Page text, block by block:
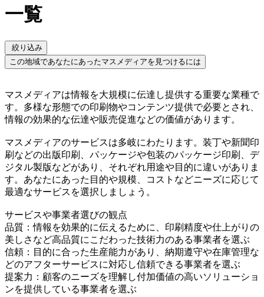
一覧
絞り込み
この地域であなたにあったマスメディアを見つけるには
マスメディアは情報を大規模に伝達し提供する重要な業種で
す。多様な形態での印刷物やコンテンツ提供で必要とされ、
情報の効果的な伝達や販売促進などの価値があります。
マスメディアのサービスは多岐にわたります。装丁や新聞印
刷などの出版印刷、パッケージや包装のパッケージ印刷、デ
ジタル製版などがあり、それぞれ用途や目的に違いがありま
す。あなたにあった目的や規模、コストなどニーズに応じて
最適なサービスを選択しましょう。
サービスや事業者選びの観点
品質：情報を効果的に伝えるために、印刷精度や仕上がりの
美しさなど高品質にこだわった技術力のある事業者を選ぶ
信頼：目的に合った生産能力があり、納期遵守や在庫管理な
どのアフターサービスに対応し信頼できる事業者を選ぶ
提案力：顧客のニーズを理解し付加価値の高いソリューショ
ンを提供している事業者を選ぶ